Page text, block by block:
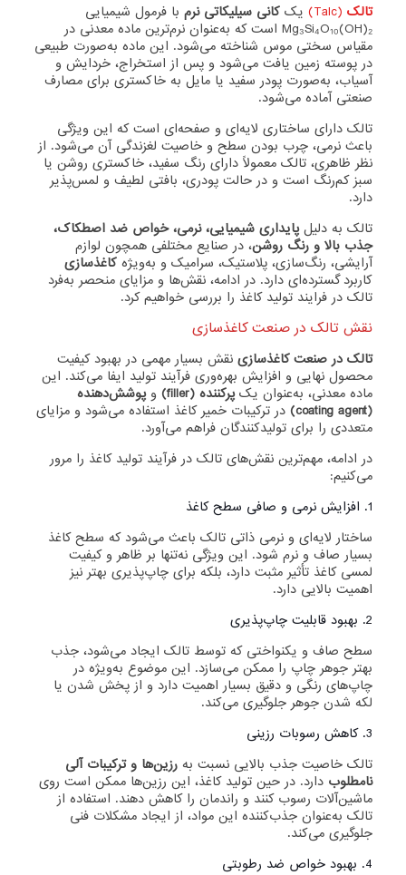
تالک(Talc) یک کانی سیلیکاتی نرمبا فرمول شیمیایی
Mg₃Si₄O₁₀(OH)₂ است که به‌عنوان نرم‌ترین ماده معدنی در
مقیاس سختی موس شناخته می‌شود. این ماده به‌صورت طبیعی
در پوسته زمین یافت می‌شود و پس از استخراج، خردایش و
آسیاب، به‌صورت پودر سفید یا مایل به خاکستری برای مصارف
صنعتی آماده می‌شود.
تالک دارای ساختاری لایه‌ای و صفحه‌ای است که این ویژگی
باعث نرمی، چرب بودن سطح و خاصیت لغزندگی آن می‌شود. از
نظر ظاهری، تالک معمولاً دارای رنگ سفید، خاکستری روشن یا
سبز کم‌رنگ است و در حالت پودری، بافتی لطیف و لمس‌پذیر
دارد.
تالک به دلیلپایداری شیمیایی، نرمی، خواص ضد اصطکاک،
جذب بالا و رنگ روشن، در صنایع مختلفی همچون لوازم
آرایشی، رنگ‌سازی، پلاستیک، سرامیک و به‌ویژه کاغذسازی
کاربرد گسترده‌ای دارد. در ادامه، نقش‌ها و مزایای منحصر به‌فرد
تالک در فرایند تولید کاغذ را بررسی خواهیم کرد.
نقش تالک در صنعت کاغذسازی
تالک در صنعت کاغذسازینقش بسیار مهمی در بهبود کیفیت
محصول نهایی و افزایش بهره‌وری فرآیند تولید ایفا می‌کند. این
ماده معدنی، به‌عنوان یکپرکننده (filler) وپوشش‌دهنده
(coating agent)
در ترکیبات خمیر کاغذ استفاده می‌شود و مزایای
متعددی را برای تولیدکنندگان فراهم می‌آورد.
در ادامه، مهم‌ترین نقش‌های تالک در فرآیند تولید کاغذ را مرور
می‌کنیم:
1. افزایش نرمی و صافی سطح کاغذ
ساختار لایه‌ای و نرمی ذاتی تالک باعث می‌شود که سطح کاغذ
بسیار صاف و نرم شود. این ویژگی نه‌تنها بر ظاهر و کیفیت
لمسی کاغذ تأثیر مثبت دارد، بلکه برای چاپ‌پذیری بهتر نیز
اهمیت بالایی دارد.
2. بهبود قابلیت چاپ‌پذیری
سطح صاف و یکنواختی که توسط تالک ایجاد می‌شود، جذب
بهتر جوهر چاپ را ممکن می‌سازد. این موضوع به‌ویژه در
چاپ‌های رنگی و دقیق بسیار اهمیت دارد و از پخش شدن یا
لکه شدن جوهر جلوگیری می‌کند.
3. کاهش رسوبات رزینی
تالک خاصیت جذب بالایی نسبت به رزین‌ها و ترکیبات آلی
نامطلوب دارد. در حین تولید کاغذ، این رزین‌ها ممکن است روی
ماشین‌آلات رسوب کنند و راندمان را کاهش دهند. استفاده از
تالک به‌عنوان جذب‌کننده این مواد، از ایجاد مشکلات فنی
جلوگیری می‌کند.
4. بهبود خواص ضد رطوبتی